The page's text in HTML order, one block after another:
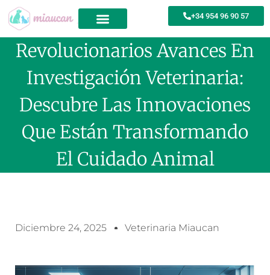
+34 954 96 90 57
Revolucionarios Avances En
Investigación Veterinaria:
Descubre Las Innovaciones
Que Están Transformando
El Cuidado Animal
Diciembre 24, 2025 Veterinaria Miaucan